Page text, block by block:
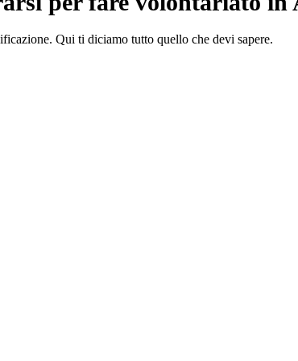
Qui ti diciamo tutto quello che devi sapere.